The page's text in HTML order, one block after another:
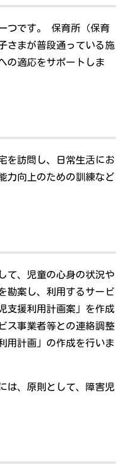
つです。 保育所（保育
さまが普段通っている施
の適応をサポートしま
を訪問し、日常生活にお
力向上のための訓練など
て、児童の心身の状況や
勘案し、利用するサービ
支援利用計画案」を作成
ス事業者等との連絡調整
用計画」の作成を行いま
は、原則として、障害児